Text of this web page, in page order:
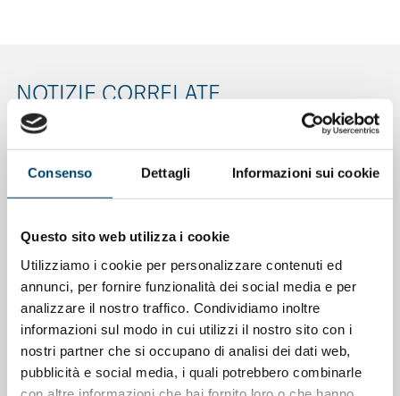
Consenso Dettagli Informazioni sui cookie
Questo sito web utilizza i cookie
Utilizziamo i cookie per personalizzare contenuti ed
annunci, per fornire funzionalità dei social media e per
analizzare il nostro traffico. Condividiamo inoltre
informazioni sul modo in cui utilizzi il nostro sito con i
nostri partner che si occupano di analisi dei dati web,
pubblicità e social media, i quali potrebbero combinarle
NOTIZIE CORRELATE
ONDA ONDANOTIZIE